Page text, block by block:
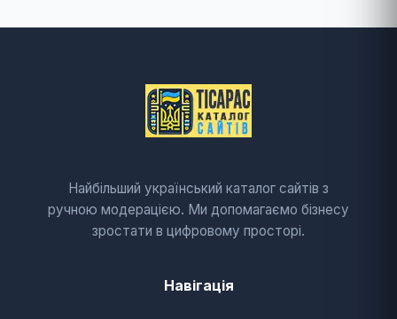
Найбільший український каталог сайтів з
ручною модерацією. Ми допомагаємо бізнесу
зростати в цифровому просторі.
Навігація